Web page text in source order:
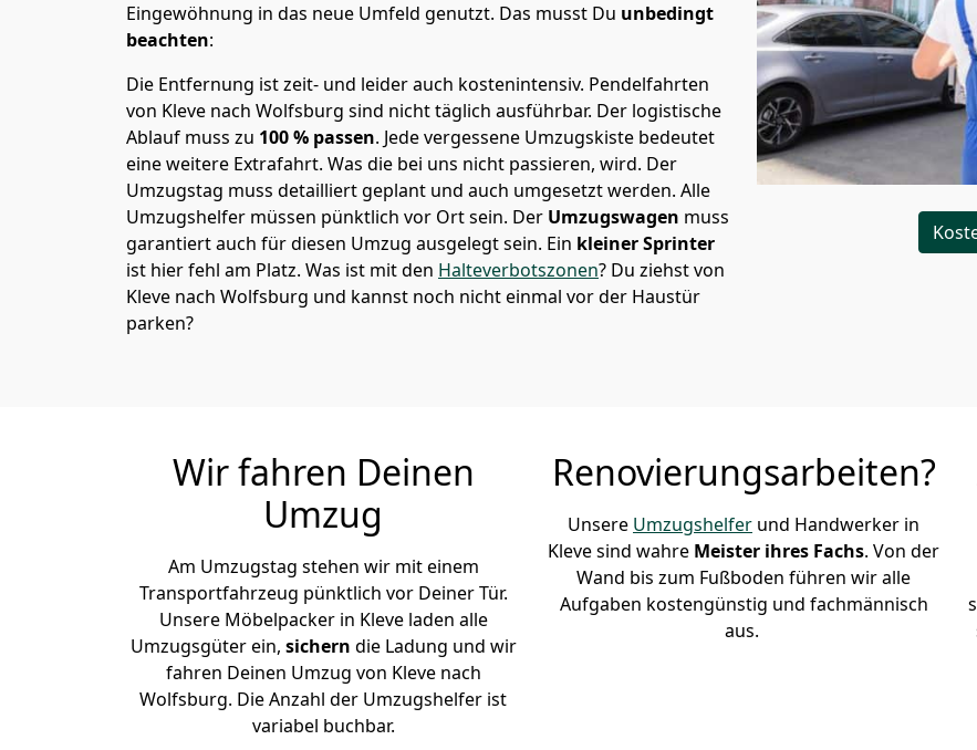
Eingewöhnung in das neue Umfeld genutzt. Das musst Du unbedingt
beachten:
Die Entfernung ist zeit- und leider auch kostenintensiv. Pendelfahrten
von Kleve nach Wolfsburg sind nicht täglich ausführbar. Der logistische
Ablauf muss zu 100 % passen. Jede vergessene Umzugskiste bedeutet
eine weitere Extrafahrt. Was die bei uns nicht passieren, wird. Der
Umzugstag muss detailliert geplant und auch umgesetzt werden. Alle
Umzugshelfer müssen pünktlich vor Ort sein. Der Umzugswagen muss
garantiert auch für diesen Umzug ausgelegt sein. Ein kleiner Sprinter
ist hier fehl am Platz. Was ist mit den Halteverbotszonen? Du ziehst von
Kleve nach Wolfsburg und kannst noch nicht einmal vor der Haustür
parken?
Wir fahren Deinen
Umzug
Am Umzugstag stehen wir mit einem
Transportfahrzeug pünktlich vor Deiner Tür.
Unsere Möbelpacker in Kleve laden alle
Umzugsgüter ein, sichern die Ladung und wir
fahren Deinen Umzug von Kleve nach
Wolfsburg. Die Anzahl der Umzugshelfer ist
variabel buchbar.
Renovierungsarbeiten?
Unsere Umzugshelfer und Handwerker in
Kleve sind wahre Meister ihres Fachs. Von der
Wand bis zum Fußboden führen wir alle
Aufgaben kostengünstig und fachmännisch
aus.